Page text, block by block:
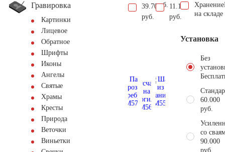
Гравировка
Картинки
Лицевое
Обратное
Шрифты
Иконы
Ангелы
Святые
Храмы
Кресты
Природа
Веточки
Виньетки
39.700
руб.
руб. 11.100
руб.
Хранение
на складе
Установка
Без
60.000
руб.
со
90.000
руб.